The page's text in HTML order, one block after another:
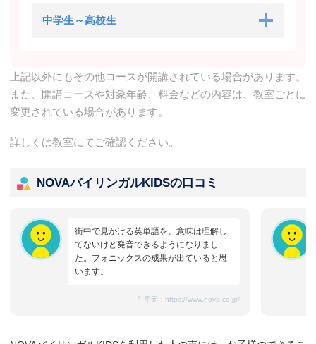
中学生～高校生
上記以外にもその他コースが開講されている場合があります。
また、開講コースや対象年齢、料金などの内容は、教室ごとに
変更されている場合があります。
詳しくは教室にてご確認ください。
NOVAバイリンガルKIDSの口コミ
街中で見かける英単語を、意味は理解し
てないけど発音できるようになりまし
た。フォニックスの成果が出ていると思
います。
引用元： https://www.nova.co.jp/